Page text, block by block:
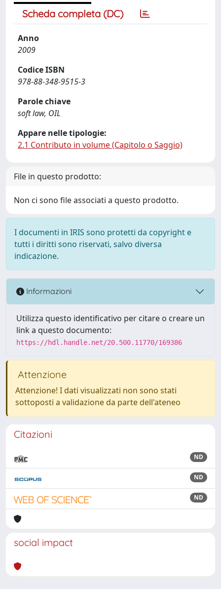
Scheda completa (DC)
Anno
2009
Codice ISBN
978-88-348-9515-3
Parole chiave
soft law, OIL
Appare nelle tipologie:
2.1 Contributo in volume (Capitolo o Saggio)
File in questo prodotto:
Non ci sono file associati a questo prodotto.
I documenti in IRIS sono protetti da copyright e
tutti i diritti sono riservati, salvo diversa
indicazione.
Informazioni
Utilizza questo identificativo per citare o creare un
link a questo documento:
https://hdl.handle.net/20.500.11770/169386
Attenzione
Attenzione! I dati visualizzati non sono stati
sottoposti a validazione da parte dell'ateneo
Citazioni
ND
ND
ND
social impact